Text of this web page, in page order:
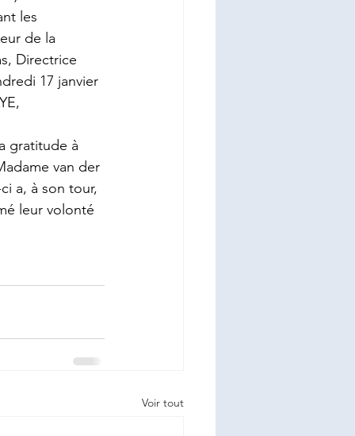
les
de la
Directrice
17 janvier
gratitude à
van der
a, à son tour,
leur volonté
Voir tout